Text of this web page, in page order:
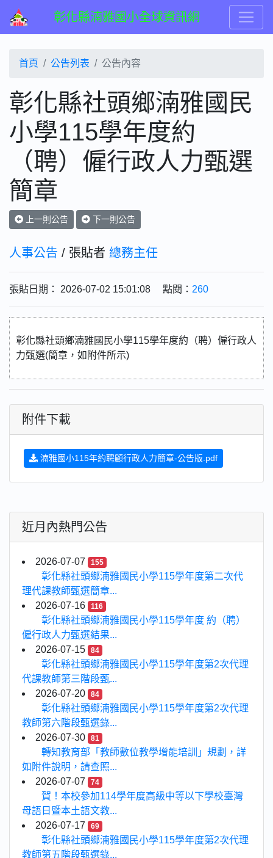
彰化縣湳雅國小全球資訊網
首頁 公告列表 公告內容
彰化縣社頭鄉湳雅國民
小學115學年度約
（聘）僱行政人力甄選
簡章
上一則公告 下一則公告
人事公告 / 張貼者 總務主任
張貼日期： 2026-07-02 15:01:08 點閱： 260
彰化縣社頭鄉湳雅國民小學115學年度約（聘）僱行政人
力甄選(簡章，如附件所示)
附件下載
湳雅國小115年約聘顧行政人力簡章-公告版.pdf
近月內熱門公告
2026-07-07 155
彰化縣社頭鄉湳雅國民小學115學年度第二次代
理代課教師甄選簡章...
2026-07-16
116
彰化縣社頭鄉湳雅國民小學115學年度 約（聘）
僱行政人力甄選結果...
2026-07-15
84
彰化縣社頭鄉湳雅國民小學115學年度第2次代理
代課教師第三階段甄...
2026-07-20
84
彰化縣社頭鄉湳雅國民小學115學年度第2次代理
教師第六階段甄選錄...
2026-07-30
81
轉知教育部「教師數位教學增能培訓」規劃，詳
如附件說明，請查照...
2026-07-07
74
賀！本校參加114學年度高級中等以下學校臺灣
母語日暨本土語文教...
2026-07-17
69
彰化縣社頭鄉湳雅國民小學115學年度第2次代理
教師第五階段甄選錄...